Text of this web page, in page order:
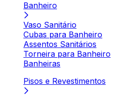
Banheiro
Vaso Sanitário
Cubas para Banheiro
Assentos Sanitários
Torneira para Banheiro
Banheiras
Pisos e Revestimentos